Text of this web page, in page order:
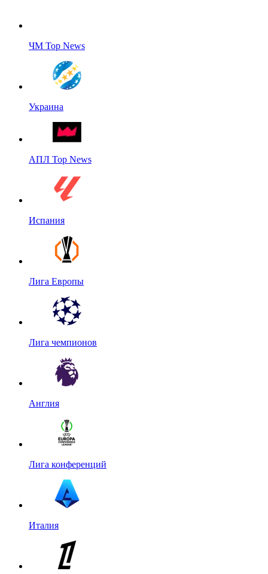
ЧМ Top News
Украина
АПЛ Top News
Испания
Лига Европы
Лига чемпионов
Англия
Лига конференций
Италия